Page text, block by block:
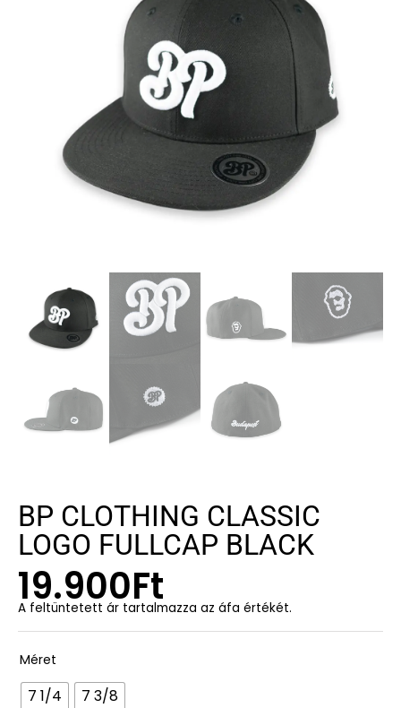
BP CLOTHING CLASSIC
LOGO FULLCAP BLACK
19.900Ft
A feltüntetett ár tartalmazza az áfa értékét.
Méret
7 1/4 7 3/8